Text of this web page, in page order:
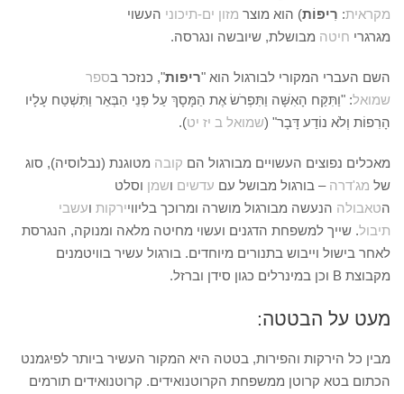
מקראית: רִיפוֹת) הוא מוצר מזון ים-תיכוני העשוי
מגרגרי חיטה מבושלת, שיובשה ונגרסה.
השם העברי המקורי לבורגול הוא "ריפות", כנזכר בספר
שמואל: "וַתִּקַּח הָאִשָּׁה וַתִּפְרֹשׂ אֶת הַמָּסָךְ עַל פְּנֵי הַבְּאֵר וַתִּשְׁטַח עָלָיו
הָרִפוֹת וְלֹא נוֹדַע דָּבָר" (שמואל ב יז יט).
מאכלים נפוצים העשויים מבורגול הם קובה מטוגנת (נבלוסיה), סוג
של מג'דרה – בורגול מבושל עם עדשים ושמן וסלט
הטאבולה הנעשה מבורגול מושרה ומרוכך בליוויירקות ועשבי
תיבול. שייך למשפחת הדגנים ועשוי מחיטה מלאה ומנוקה, הנגרסת
לאחר בישול וייבוש בתנורים מיוחדים. בורגול עשיר בוויטמנים
מקבוצת B וכן במינרלים כגון סידן וברזל.
מעט על הבטטה:
מבין כל הירקות והפירות, בטטה היא המקור העשיר ביותר לפיגמנט
הכתום בטא קרוטן ממשפחת הקרוטנואידים. קרוטנואידים תורמים